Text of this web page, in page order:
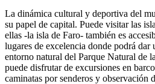
La dinámica cultural y deportiva del
su papel de capital. Puede visitar las
ellas -la isla de Faro- también es
lugares de excelencia donde podrá dar
entorno natural del Parque Natural de
puede disfrutar de excursiones en
caminatas por senderos y observación